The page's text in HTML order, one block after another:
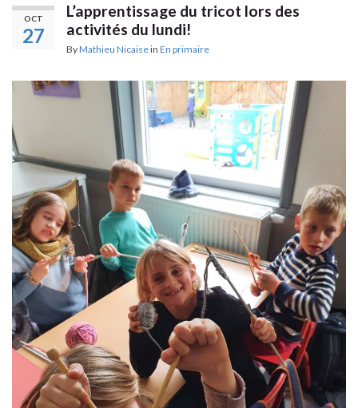
OCT
27
L’apprentissage du tricot lors des
activités du lundi!
ByMathieu Nicaisein En primaire